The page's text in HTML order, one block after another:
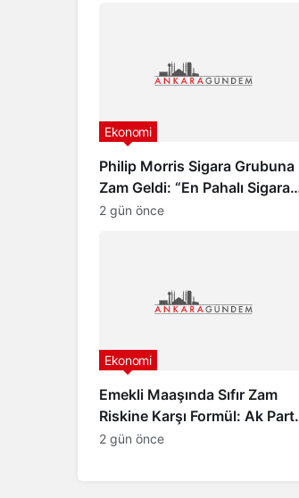
Philip Morris Sigara Grubuna
Zam Geldi: “En Pahalı Sigara
140 TL Oldu”
Ekonomi
2 gün önce
Emekli Maaşında Sıfır Zam
Riskine Karşı Formül: Ak Parti
Meclis Grubu Harekete Geçti!
Ekonomi
2 gün önce